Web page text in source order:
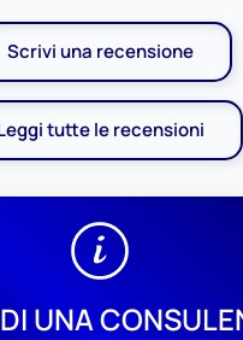
Scrivi una recensione
tutte le recensioni
UNA